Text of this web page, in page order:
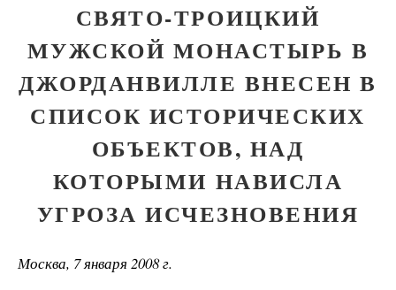
СВЯТО-ТРОИЦКИЙ
МУЖСКОЙ МОНАСТЫРЬ В
ДЖОРДАНВИЛЛЕ ВНЕСЕН В
СПИСОК ИСТОРИЧЕСКИХ
ОБЪЕКТОВ, НАД
КОТОРЫМИ НАВИСЛА
УГРОЗА ИСЧЕЗНОВЕНИЯ
Москва, 7 января 2008 г.